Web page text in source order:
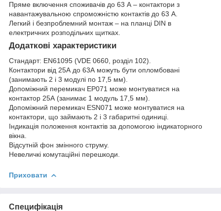
Пряме включення споживачів до 63 А – контактори з
навантажувальною спроможністю контактів до 63 А.
Легкий і безпроблемний монтаж – на планці DIN в
електричних розподільчих щитках.
Додаткові характеристики
Стандарт: EN61095 (VDE 0660, розділ 102).
Контактори від 25А до 63А можуть бути опломбовані
(занимають 2 і 3 модулі по 17,5 мм).
Допоміжний перемикач EP071 може монтуватися на
контактор 25А (занимає 1 модуль 17,5 мм).
Допоміжний перемикач ESN071 може монтуватися на
контактори, що займають 2 і 3 габаритні одиниці.
Індикація положення контактів за допомогою індикаторного
вікна.
Відсутній фон змінного струму.
Невеличкі комутаційні перешкоди.
Приховати
Специфікація